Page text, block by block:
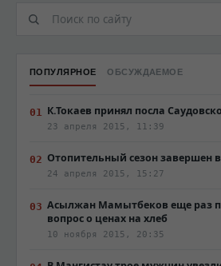
ПОПУЛЯРНОЕ ОБСУЖДАЕМОЕ
К.Токаев принял посла
23 апреля 2015, 11:39
Отопительный сезон завершен
24 апреля 2015, 15:27
Асылжан Мамытбеков еще раз
вопрос о ценах на хлеб
10 ноября 2015, 20:35